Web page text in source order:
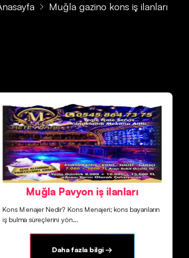
Muğla gazino kons iş ilanları
Muğla Pavyon iş ilanları
Kons Menajer Nedir? Kons Menajeri; kons bayanların
iş bulma süreçlerini yön...
Daha fazla bilgi →